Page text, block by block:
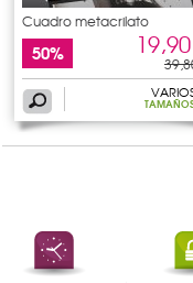
Cuadro metacrilato
Underground
50%